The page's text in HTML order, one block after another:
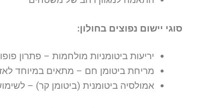
סוגי יישום נפוצים בחולון:
יריעות ביטומניות מולחמות – פתרון
מריחת ביטומן חם – מתאים במיוחד
אמולסיה ביטומנית (ביטומן קר) –